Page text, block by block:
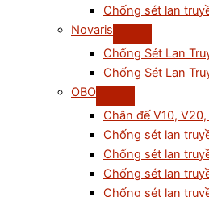
Chống sét lan
Novaris
Chống Sét Lan
Chống Sét Lan
OBO
Chân đế V10,
Chống sét lan
Chống sét lan
Chống sét lan
Chống sét lan